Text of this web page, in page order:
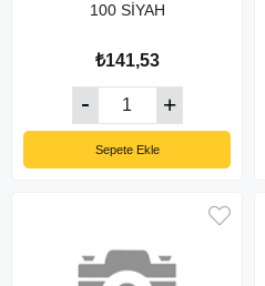
100 SİYAH
₺141,53
Sepete Ekle